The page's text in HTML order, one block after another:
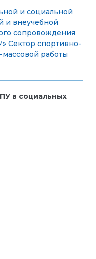
и социальной
и внеучебной
сопровождения
Сектор спортивно-
работы
в социальных